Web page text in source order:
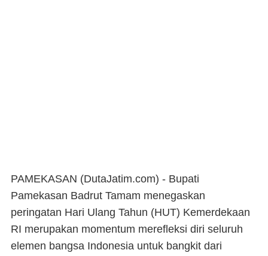
PAMEKASAN (DutaJatim.com) - Bupati
Pamekasan Badrut Tamam menegaskan
peringatan Hari Ulang Tahun (HUT) Kemerdekaan
RI merupakan momentum merefleksi diri seluruh
elemen bangsa Indonesia untuk bangkit dari